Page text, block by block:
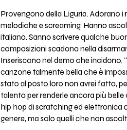
Provengono della Liguria. Adorano i
melodiche e screaming. Hanno
italiano. Sanno scrivere qualche
composizioni scadono nella
Inseriscono nel demo che incidono,
canzone talmente bella che è
stato al posto loro non avrei fatto,
talento per renderle ancora più belle
hip hop di scratching ed elettronica
genere, ma solo quelli che non